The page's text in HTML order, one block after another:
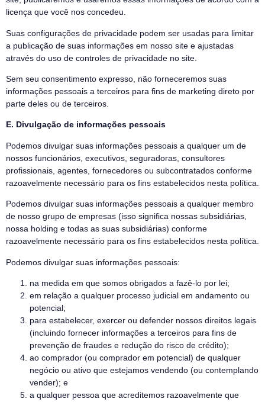
licença que você nos concedeu.
Suas configurações de privacidade podem ser usadas para limitar
a publicação de suas informações em nosso site e ajustadas
através do uso de controles de privacidade no site.
Sem seu consentimento expresso, não forneceremos suas
informações pessoais a terceiros para fins de marketing direto por
parte deles ou de terceiros.
E. Divulgação de informações pessoais
Podemos divulgar suas informações pessoais a qualquer um de
nossos funcionários, executivos, seguradoras, consultores
profissionais, agentes, fornecedores ou subcontratados conforme
razoavelmente necessário para os fins estabelecidos nesta política.
Podemos divulgar suas informações pessoais a qualquer membro
de nosso grupo de empresas (isso significa nossas subsidiárias,
nossa holding e todas as suas subsidiárias) conforme
razoavelmente necessário para os fins estabelecidos nesta política.
Podemos divulgar suas informações pessoais:
na medida em que somos obrigados a fazê-lo por lei;
em relação a qualquer processo judicial em andamento ou
potencial;
para estabelecer, exercer ou defender nossos direitos legais
(incluindo fornecer informações a terceiros para fins de
prevenção de fraudes e redução do risco de crédito);
ao comprador (ou comprador em potencial) de qualquer
negócio ou ativo que estejamos vendendo (ou contemplando
vender); e
a qualquer pessoa que acreditemos razoavelmente que